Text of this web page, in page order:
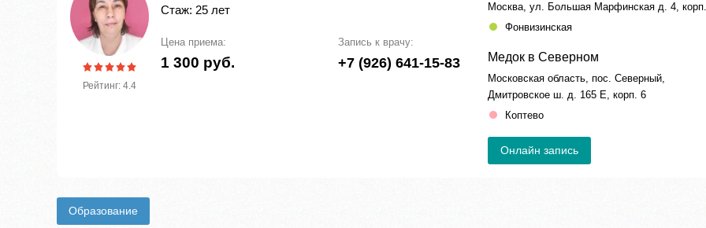
Рейтинг: 4.4
Стаж: 25 лет
Цена приема:
1 300 руб.
Запись к врачу:
+7 (926) 641-15-83
Москва, ул. Большая Марфинская д. 4,
Фонвизинская
Медок в Северном
Московская область, пос. Северный,
Дмитровское ш. д. 165 Е, корп. 6
Коптево
Онлайн запись
Образование